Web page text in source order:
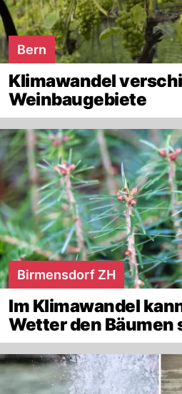
Bern
Klimawandel
Weinbaugebiete
Birmensdorf ZH
Im Klimawandel
Wetter den Bäumen